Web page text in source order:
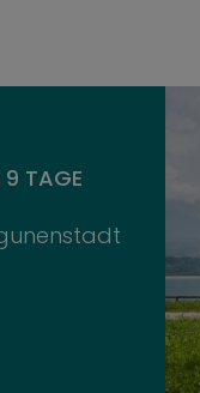
9 TAGE